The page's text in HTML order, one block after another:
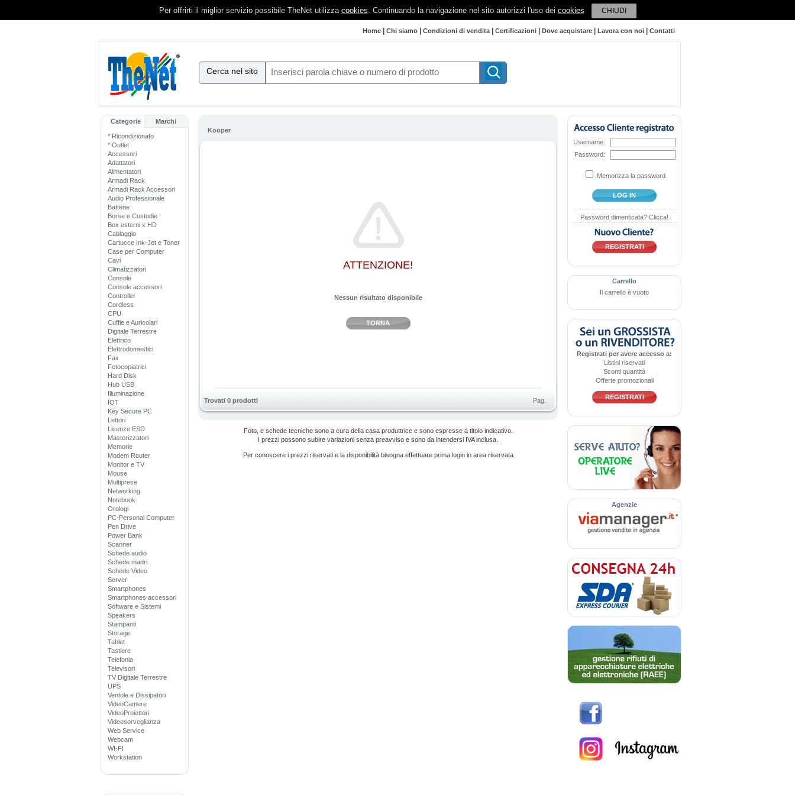
Per offrirti il miglior servizio possibile TheNet utilizza cookies. Continuando la navigazione nel sito autorizzi l'uso dei cookies CHIUDI
Home Chi siamo Condizioni di vendita| Certificazioni Dove acquistare Lavora con noi Contatti
Cerca nel sito
Categorie Marchi
* Ricondizionato
* Outlet
Accessori
Adattatori
Alimentatori
Armadi Rack
Armadi Rack Accessori
Audio Professionale
Batterie
Borse e Custodie
Box esterni x HD
Cablaggio
Cartucce Ink-Jet e Toner
Case per Computer
Cavi
Climatizzatori
Console
Console accessori
Controller
Cordless
CPU
Cuffie e Auricolari
Digitale Terrestre
Elettrico
Elettrodomestici
Fax
Fotocopiatrici
Hard Disk
Hub USB
Illuminazione
IOT
Key Secure PC
Lettori
Licenze ESD
Masterizzatori
Memorie
Modem Router
Monitor e TV
Mouse
Multiprese
Networking
Notebook
Orologi
PC-Personal Computer
Pen Drive
Power Bank
Scanner
Schede audio
Schede madri
Schede Video
Server
Smartphones
Smartphones accessori
Software e Sistemi
Speakers
Stampanti
Storage
Tablet
Tastiere
Telefonia
Televisori
TV Digitale Terrestre
UPS
Ventole e Dissipatori
VideoCamere
VideoProiettori
Videosorveglianza
Web Service
Webcam
WI-FI
Workstation
Kooper
ATTENZIONE!
Nessun risultato disponibile
TORNA
Trovati 0 prodotti Pag.
Foto, e schede tecniche sono a cura della casa produttrice e sono espresse a titolo indicativo.
I prezzi possono subire variazioni senza preavviso e sono da intendersi IVA inclusa.
Per conoscere i prezzi riservati e la disponibilità bisogna effettuare prima login in area riservata
Username:
Password:
Memorizza la password
LOG IN
Password dimenticata? Clicca!
REGISTRATI
Carrello
Il carrello è vuoto
Registrati per avere accesso a:
Listini riservati
Sconti quantità
Offerte promozionali
REGISTRATI
Agenzie